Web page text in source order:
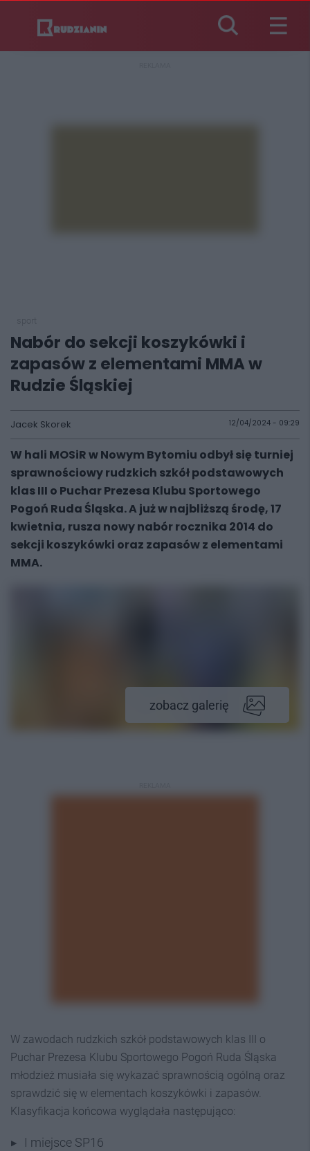
Nabór do sekcji koszykówki i
zapasów z elementami MMA w
Rudzie Śląskiej
Jacek Skorek 12/04/2024 - 09:29
W hali MOSiR w Nowym Bytomiu odbył się turniej
sprawnościowy rudzkich szkół podstawowych
klas III o Puchar Prezesa Klubu Sportowego
Pogoń Ruda Śląska. A już w najbliższą środę, 17
kwietnia, rusza nowy nabór rocznika 2014 do
sekcji koszykówki oraz zapasów z elementami
MMA.
zobacz galerię
W zawodach rudzkich szkół podstawowych klas III o
Puchar Prezesa Klubu Sportowego Pogoń Ruda Śląska
młodzież musiała się wykazać sprawnością ogólną oraz
sprawdzić się w elementach koszykówki i zapasów.
Klasyfikacja końcowa wyglądała następująco:
I miejsce SP16